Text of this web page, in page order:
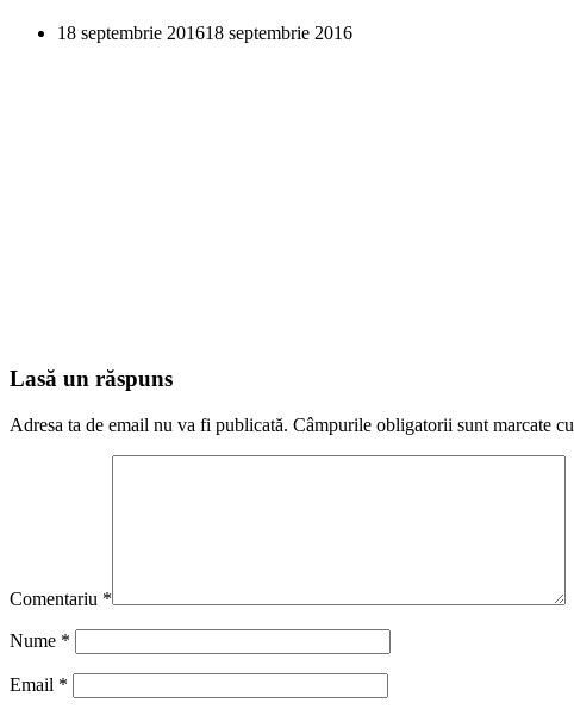
18 septembrie 201618 septembrie 2016
Lasă un răspuns
Adresa ta de email nu va fi publicată. Câmpurile obligatorii sunt marcate cu
Comentariu *
Nume *
Email *